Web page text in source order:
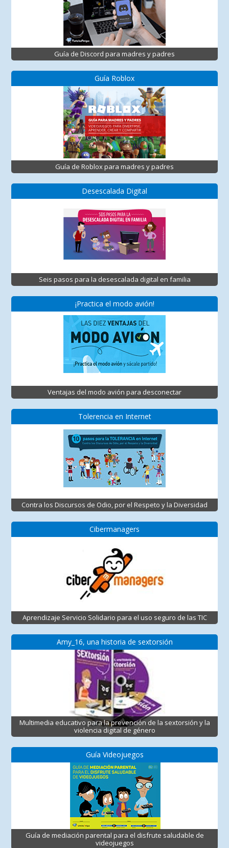
Guía de Discord para madres y padres
Guía Roblox
Guía de Roblox para madres y padres
Desescalada Digital
Seis pasos para la desescalada digital en familia
¡Practica el modo avión!
Ventajas del modo avión para desconectar
Tolerencia en Internet
Contra los Discursos de Odio, por el Respeto y la Diversidad
Cibermanagers
Aprendizaje Servicio Solidario para el uso seguro de las TIC
Amy_16, una historia de sextorsión
Multimedia educativo para la prevención de la sextorsión y la
violencia digital de género
Guía Videojuegos
Guía de mediación parental para el disfrute saludable de
videojuegos